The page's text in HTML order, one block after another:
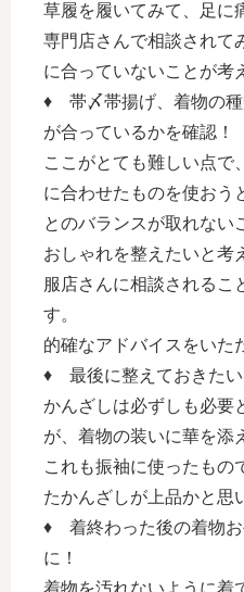
草履を履いてみて、足に
専門店さんで相談されて
に合っていないことが考
♦ 帯〆帯揚げ、着物の
が合っているかを確認！
ここがとても難しい点で
に合わせたものを使おう
とのバランスが取れない
おしゃれを整えたいと考
服店さんに相談されるこ
す。
的確なアドバイスをいた
♦ 最後に整えておきたい
かんざしは必ずしも必要
が、着物の装いに華を添
これも振袖に使ったもの
たかんざしが上品かと思
♦ 着終わった後の着物お
に！
着物を汚れないように着